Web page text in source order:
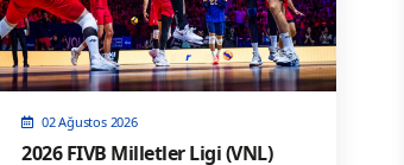
02 Ağustos 2026
2026 FIVB Milletler Ligi (VNL)